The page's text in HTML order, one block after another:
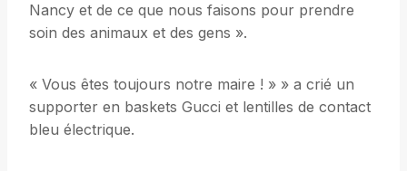
Nancy et de ce que nous faisons pour prendre
soin des animaux et des gens ».
« Vous êtes toujours notre maire ! » » a crié un
supporter en baskets Gucci et lentilles de contact
bleu électrique.